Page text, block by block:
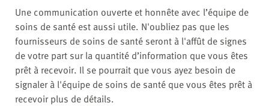
Une communication ouverte et honnête avec l’équipe de
soins de santé est aussi utile. N'oubliez pas que les
fournisseurs de soins de santé seront à l'affût de signes
de votre part sur la quantité d’information que vous êtes
prêt à recevoir. Il se pourrait que vous ayez besoin de
signaler à l'équipe de soins de santé que vous êtes prêt à
recevoir plus de détails.